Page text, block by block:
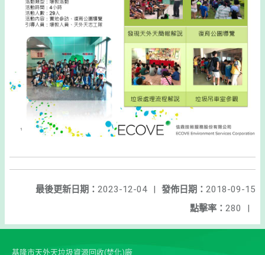
發佈日期： 2018-09-15
最後更新日期： 2023-12-04
|
點擊率： 280 |
基隆市天外天垃圾資源回收(焚化)廠